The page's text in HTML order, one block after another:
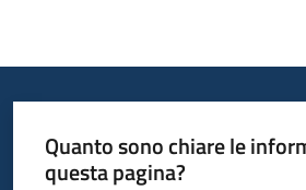
Quanto sono chiare le
questa pagina?